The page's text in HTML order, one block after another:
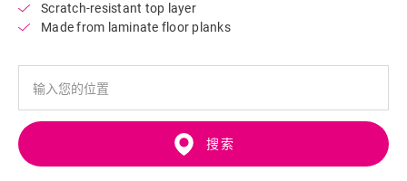
Scratch-resistant top layer
Made from laminate floor planks
搜索